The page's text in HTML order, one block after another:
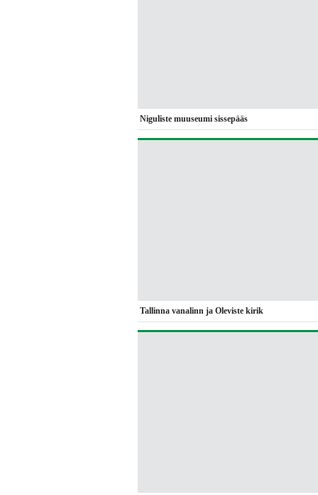
Niguliste muuseumi sissepääs
Tallinna vanalinn ja Oleviste kirik